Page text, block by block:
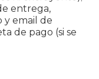
entrega,
y email de
de pago (si se